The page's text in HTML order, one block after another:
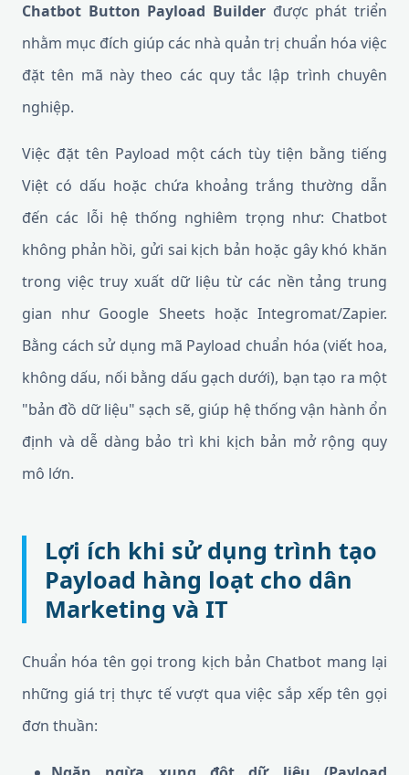
Chatbot Button Payload Builder được phát triển
nhằm mục đích giúp các nhà quản trị chuẩn hóa việc
đặt tên mã này theo các quy tắc lập trình chuyên
nghiệp.
Việc đặt tên Payload một cách tùy tiện bằng tiếng
Việt có dấu hoặc chứa khoảng trắng thường dẫn
đến các lỗi hệ thống nghiêm trọng như: Chatbot
không phản hồi, gửi sai kịch bản hoặc gây khó khăn
trong việc truy xuất dữ liệu từ các nền tảng trung
gian như Google Sheets hoặc Integromat/Zapier.
Bằng cách sử dụng mã Payload chuẩn hóa (viết hoa,
không dấu, nối bằng dấu gạch dưới), bạn tạo ra một
"bản đồ dữ liệu" sạch sẽ, giúp hệ thống vận hành ổn
định và dễ dàng bảo trì khi kịch bản mở rộng quy
mô lớn.
Lợi ích khi sử dụng trình tạo
Payload hàng loạt cho dân
Marketing và IT
Chuẩn hóa tên gọi trong kịch bản Chatbot mang lại
những giá trị thực tế vượt qua việc sắp xếp tên gọi
đơn thuần: